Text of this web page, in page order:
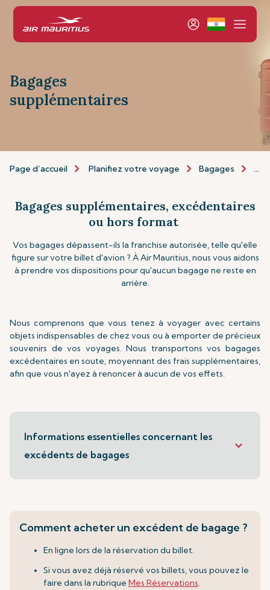
Bagages
supplémentaires
Page d’accueil Planifiez votre voyage Bagages
Bagages supplémentaires, excédentaires
ou hors format
Vos bagages dépassent-ils la franchise autorisée, telle qu'elle
figure sur votre billet d'avion ? À Air Mauritius, nous vous aidons
à prendre vos dispositions pour qu'aucun bagage ne reste en
arrière.
Nous comprenons que vous tenez à voyager avec certains
objets indispensables de chez vous ou à emporter de précieux
souvenirs de vos voyages. Nous transportons vos bagages
excédentaires en soute, moyennant des frais supplémentaires,
afin que vous n'ayez à renoncer à aucun de vos effets.
Informations essentielles concernant les
excédents de bagages
keyboard_arrow_down
Comment acheter un excédent de bagage ?
En ligne lors de la réservation du billet.
Si vous avez déjà réservé vos billets, vous pouvez le
faire dans la rubrique Mes Réservations.